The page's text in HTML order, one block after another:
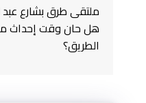
ملتقى طرق بشارع
هل حان وقت إحداث
الطريق؟